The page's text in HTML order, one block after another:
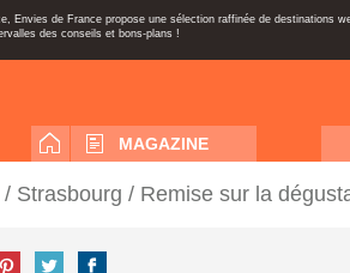
Envies de France propose une sélection raffinée de destinations
des conseils et bons-plans !
MAGAZINE
/ Strasbourg / Remise sur la